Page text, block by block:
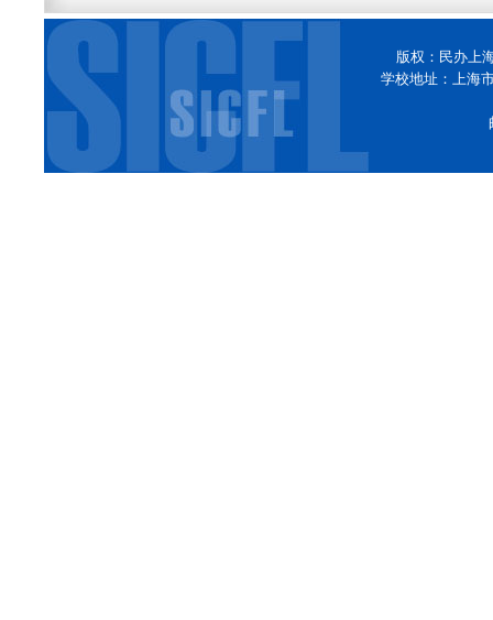
版权：民办上
学校地址：上海